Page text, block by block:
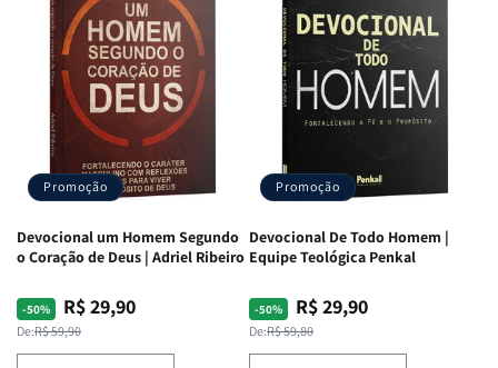
Dias
Com
Divertidamente
Uma
Jornada
Bíblica
Através
Das
Dias
Com
Divertidamente
|
Uma
Jornada
Bíblica
Através
Das
Segundo
o
Coração
de
Deus:
Crescendo
Fé,
Propósito
Intimidade
em
Segundo
o
Coração
de
Deus:
Crescendo
em
Fé,
Propósito
Intimidade
em
Promoção
Devocional um Homem Segundo
o Coração de Deus | Adriel Ribeiro
-50%
Preço
normal
De:R$ 59,90
Preço
promocional
R$ 29,90
Promoção
Devocional De Todo Homem |
Equipe Teológica Penkal
-50%
Preço
normal
De:R$ 59,80
Preço
promocional
R$ 29,90